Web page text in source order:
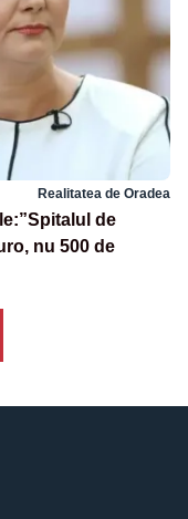
Realitatea de Oradea
de
nu 500 de